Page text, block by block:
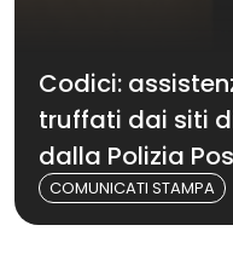
Codici:
truffati dai siti
dalla Polizia
COMUNICATI STAMPA